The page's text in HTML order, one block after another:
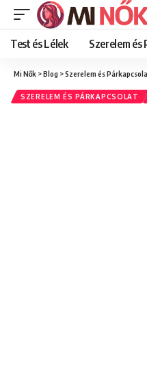
Test és Lélek Szerelem és
Mi Nők >Blog >Szerelem és
SZERELEM ÉS PÁRKAPCSOLAT